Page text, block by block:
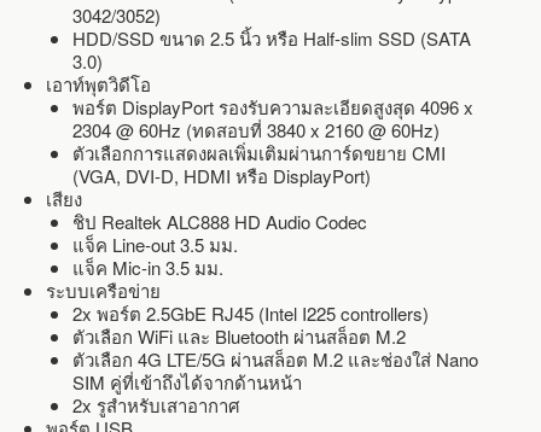
3042/3052)
HDD/SSD ขนาด 2.5 นิ้ว หรือ Half-slim SSD (SATA
3.0)
เอาท์พุตวิดีโอ
พอร์ต DisplayPort รองรับความละเอียดสูงสุด 4096 x
2304 @ 60Hz (ทดสอบที่ 3840 x 2160 @ 60Hz)
ตัวเลือกการแสดงผลเพิ่มเติมผ่านการ์ดขยาย CMI
(VGA, DVI-D, HDMI หรือ DisplayPort)
เสียง
ชิป Realtek ALC888 HD Audio Codec
แจ็ค Line-out 3.5 มม.
แจ็ค Mic-in 3.5 มม.
ระบบเครือข่าย
2x พอร์ต 2.5GbE RJ45 (Intel I225 controllers)
ตัวเลือก WiFi และ Bluetooth ผ่านสล็อต M.2
ตัวเลือก 4G LTE/5G ผ่านสล็อต M.2 และช่องใส่ Nano
SIM คู่ที่เข้าถึงได้จากด้านหน้า
2x รูสำหรับเสาอากาศ